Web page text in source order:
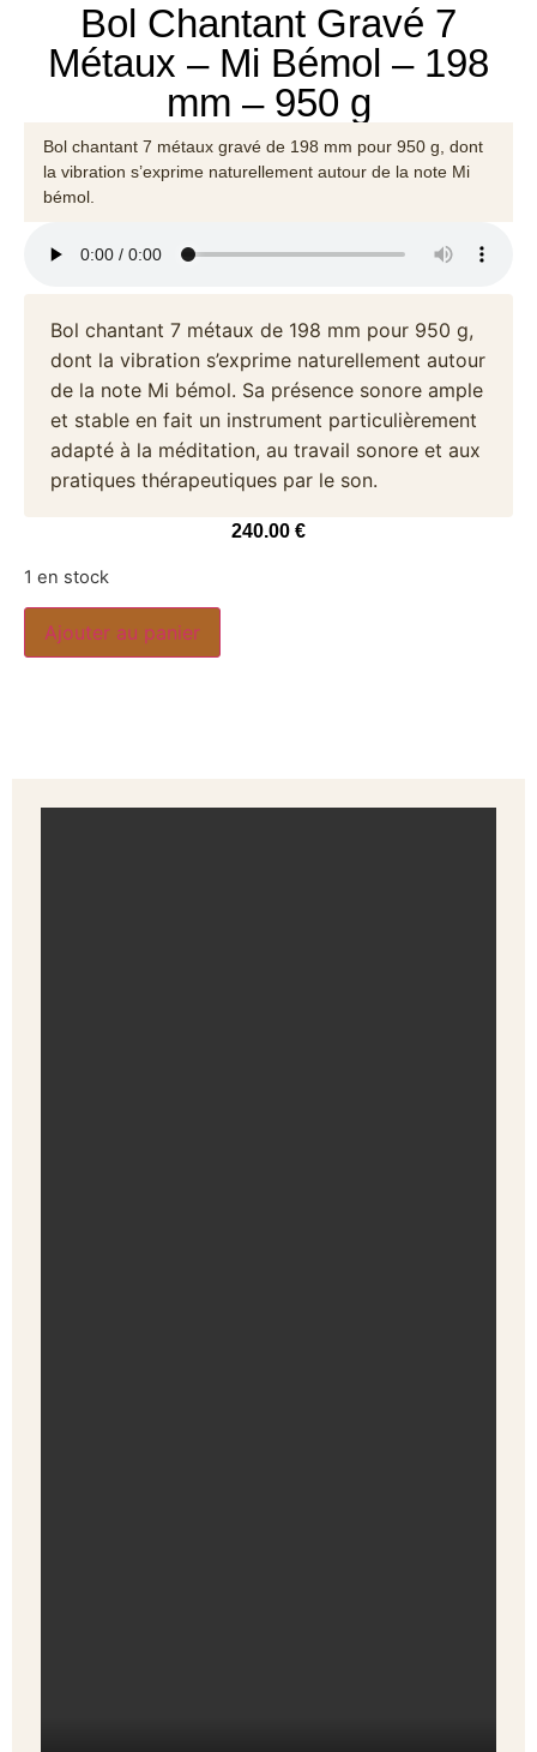
Bol Chantant Gravé 7
Métaux – Mi Bémol – 198
mm – 950 g
Bol chantant 7 métaux gravé de 198 mm pour 950 g, dont
la vibration s’exprime naturellement autour de la note Mi
bémol.
Bol chantant 7 métaux de 198 mm pour 950 g,
dont la vibration s’exprime naturellement autour
de la note Mi bémol. Sa présence sonore ample
et stable en fait un instrument particulièrement
adapté à la méditation, au travail sonore et aux
pratiques thérapeutiques par le son.
240.00 €
1 en stock
Ajouter au panier